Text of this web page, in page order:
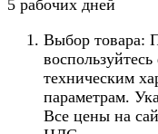
5 рабочих дней
Выбор товара:
техническим
параметрам.
Все цены на